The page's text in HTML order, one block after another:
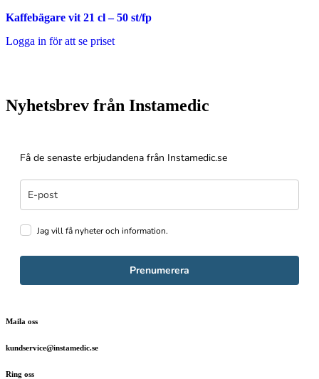
Kaffebägare vit 21 cl – 50 st/fp
Logga in för att se priset
Nyhetsbrev från Instamedic
Få de senaste erbjudandena från Instamedic.se
Jag vill få nyheter och information.
Prenumerera
Maila oss
kundservice@instamedic.se
Ring oss